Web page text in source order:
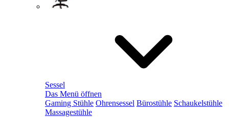
Sessel
Das Menü öffnen
Gaming Stühle Ohrensessel Bürostühle Schaukelstühle
Massagestühle